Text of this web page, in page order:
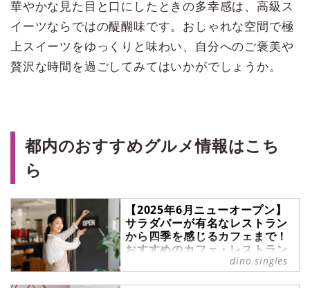
華やかな見た目と口にしたときの多幸感は、高級ス
イーツならではの醍醐味です。おしゃれな空間で極
上スイーツをゆっくりと味わい、自分へのご褒美や
贅沢な時間を過ごしてみてはいかがでしょうか。
都内のおすすめグルメ情報はこち
ら
【2025年6月ニューオープン】
サラダバーが有名なレストラン
から四季を感じるカフェまで！
おすすめのカフェ・レストラン
- singles （シングルス） - “お
ひとりさま”にフォーカスした情
dino.singles